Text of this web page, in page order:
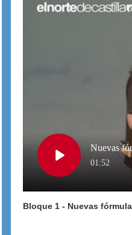
PlayNuevas
01:52
Bloque 1 - Nuevas